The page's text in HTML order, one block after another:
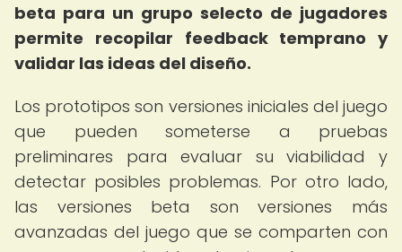
beta para un grupo selecto de jugadores
permite recopilar feedback temprano y
validar las ideas del diseño.
Los prototipos son versiones iniciales del juego
que pueden someterse a pruebas
preliminares para evaluar su viabilidad y
detectar posibles problemas. Por otro lado,
las versiones beta son versiones más
avanzadas del juego que se comparten con